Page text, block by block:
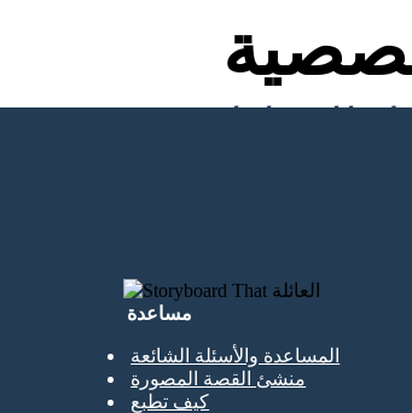
مساعدة
المساعدة والأسئلة الشائعة
منشئ القصة المصورة
كيف تطبع